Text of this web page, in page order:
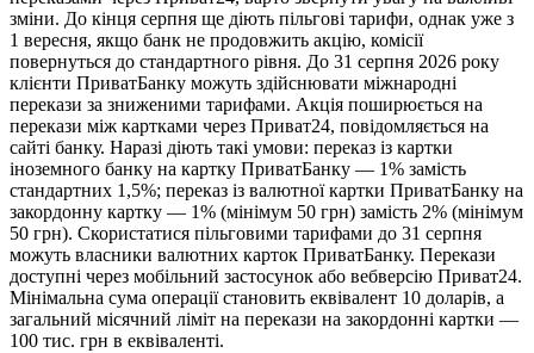
зміни. До кінця серпня ще діють пільгові тарифи, однак уже з
1 вересня, якщо банк не продовжить акцію, комісії
повернуться до стандартного рівня. До 31 серпня 2026 року
клієнти ПриватБанку можуть здійснювати міжнародні
перекази за зниженими тарифами. Акція поширюється на
перекази між картками через Приват24, повідомляється на
сайті банку. Наразі діють такі умови: переказ із картки
іноземного банку на картку ПриватБанку — 1% замість
стандартних 1,5%; переказ із валютної картки ПриватБанку на
закордонну картку — 1% (мінімум 50 грн) замість 2% (мінімум
50 грн). Скористатися пільговими тарифами до 31 серпня
можуть власники валютних карток ПриватБанку. Перекази
доступні через мобільний застосунок або вебверсію Приват24.
Мінімальна сума операції становить еквівалент 10 доларів, а
загальний місячний ліміт на перекази на закордонні картки —
100 тис. грн в еквіваленті.